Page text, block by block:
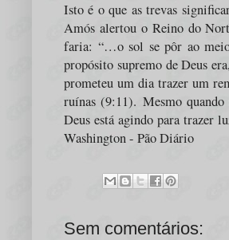
Isto é o que as trevas
Amós alertou o Reino do
faria: “…o sol se pôr ao
propósito supremo de Deus
prometeu um dia trazer um
ruínas (9:11). Mesmo
Deus está agindo para trazer
Washington - Pão Diário
Sem comentários: